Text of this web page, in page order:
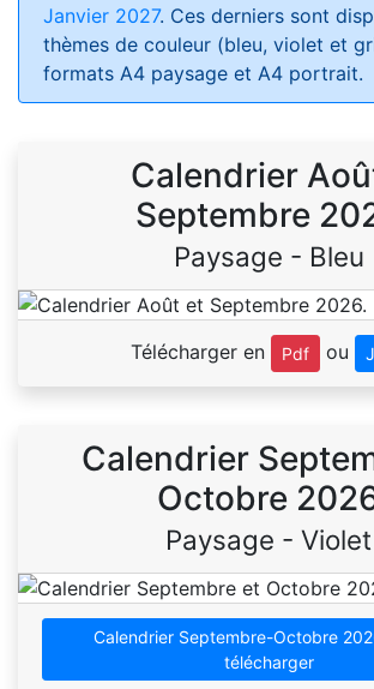
Janvier 2027. Ces derniers sont
thèmes de couleur (bleu, violet et
formats A4 paysage et A4 portrait.
Calendrier
Septembre
Paysage - Bleu
Télécharger en Pdf ou
Calendrier
Octobre
Paysage - Violet
Calendrier Septembre-Octobre
télécharger